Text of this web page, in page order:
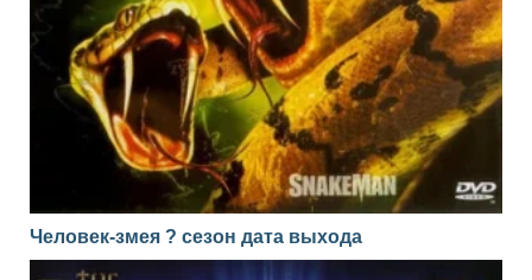
Человек-змея ? сезон дата выхода